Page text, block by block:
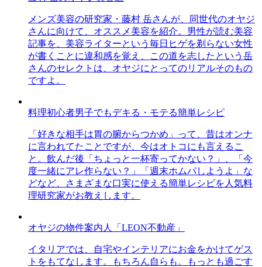
メンズ美容の研究家・藤村 岳さんが、同世代のオヤジ
さんに向けて、オススメ美容を紹介。男性が読む美容
記事を、美容ライターという毎日ヒゲを剃らない女性
が書くことに違和感を覚え、この道を志したという岳
さんのセレクトは、オヤジにとってのリアルそのもの
ですよ。
料理初心者男子でもデキる・モテる簡単レシピ
「好きな相手は胃の腑からつかめ」って、昔はオンナ
に言われてたことですが、今はオトコにも言えるこ
と。飲んだ後「ちょっと一杯寄ってかない？」、「今
度一緒にアレ作らない？」「週末ホムパしようよ」な
どなど、さまざまな口実に使える簡単レシピを人気料
理研究家がお教えします。
オヤジの物件案内人「LEON不動産」
イタリアでは、自宅やインテリアにお金をかけてゲス
トをもてなします。もちろん自らも。もっとも過ごす